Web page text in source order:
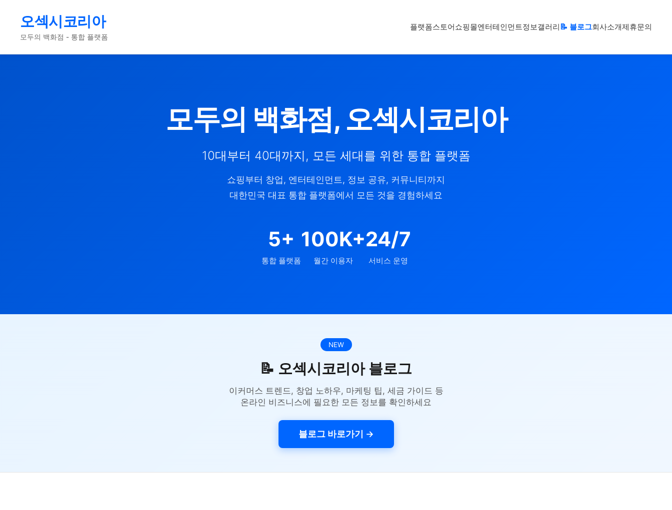
오섹시코리아
모두의 백화점 - 통합 플랫폼
플랫폼스토어쇼핑몰엔터테인먼트정보갤러리📝 블로그회사소개제휴문의
모두의 백화점, 오섹시코리아
10대부터 40대까지, 모든 세대를 위한 통합 플랫폼
쇼핑부터 창업, 엔터테인먼트, 정보 공유, 커뮤니티까지
대한민국 대표 통합 플랫폼에서 모든 것을 경험하세요
5+
통합 플랫폼
100K+
월간 이용자
24/7
서비스 운영
NEW
📝 오섹시코리아 블로그
이커머스 트렌드, 창업 노하우, 마케팅 팁, 세금 가이드 등
온라인 비즈니스에 필요한 모든 정보를 확인하세요
블로그 바로가기 →